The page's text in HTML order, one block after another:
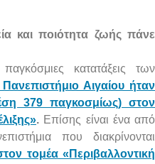
και ποιότητα ζωής πάνε
κατατάξεις των
Πανεπιστήμιο Αιγαίου ήταν
379 παγκοσμίως) στον
. Επίσης είναι ένα από
που διακρίνονται
τομέα «Περιβαλλοντική